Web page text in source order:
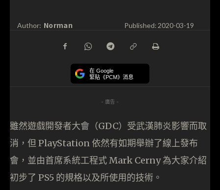
Author: Norman Published:2020-03-19
在 Google
緊貼《PCM》消息
- 廣告 -
雖然遊戲開發者大會（GDC）受武漢肺炎影響而取
消，但 PlayStation 依然有如期舉辦了線上發布
會，並由首席系統工程式 Mark Cerny 為大家介紹
初步了 PS5 的規格以及所使用的技術。